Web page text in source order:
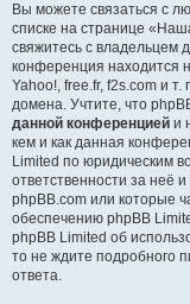
Вы можете связаться с
списке на странице
свяжитесь с владельцем
конференция находится
Yahoo!, free.fr, f2s.com и
домена. Учтите, что
данной конференцией и
кем и как данная
Limited по юридическим
ответственности за неё
phpBB.com или которые
обеспечению phpBB
phpBB Limited об
то не ждите подробного
ответа.